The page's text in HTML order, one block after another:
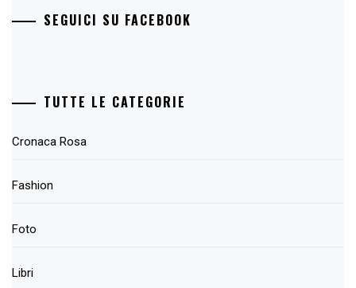
SEGUICI SU FACEBOOK
TUTTE LE CATEGORIE
Cronaca Rosa
Fashion
Foto
Libri